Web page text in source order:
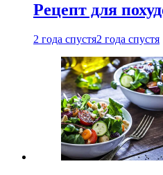
Рецепт для
2 года спустя2 года спустя